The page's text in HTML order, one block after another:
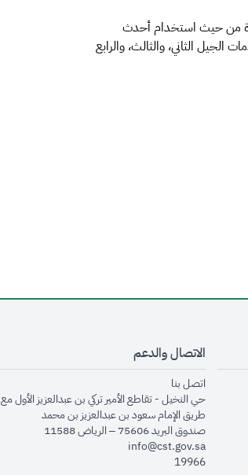
من حيث استخدام أحدث
الجيل الثاني، والثالث، والرابع
الاتصال والدعم
اتصل بنا
حي النخيل - تقاطع الأمير تركي بن عبدالعزيز الأول مع
طريق الإمام سعود بن عبدالعزيز بن محمد
صندوق البريد 75606 – الرياض 11588
info@cst.gov.sa
19966